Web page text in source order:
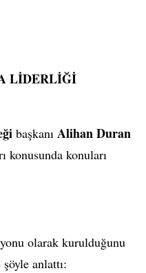
LİDERLİĞİ
başkanı Alihan Duran
konusunda konuları
olarak kurulduğunu
anlattı: